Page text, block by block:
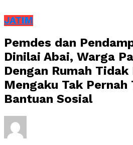
JATIM
Pemdes dan
Dinilai Abai, Warga
Dengan Rumah
Mengaku Tak Pernah
Bantuan Sosial